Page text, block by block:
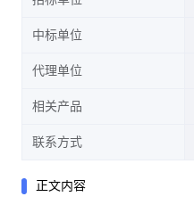
中标单位
代理单位
相关产品
联系方式
正文内容